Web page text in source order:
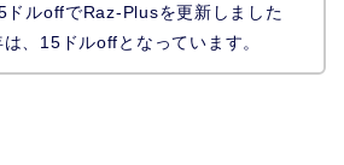
ドルoffでRaz-Plusを更新しました
、15ドルoffとなっています。